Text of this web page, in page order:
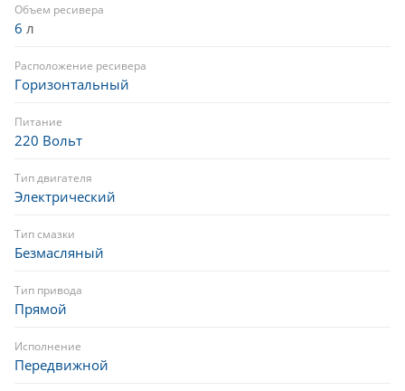
Объем ресивера
6 л
Расположение ресивера
Горизонтальный
Питание
220 Вольт
Тип двигателя
Электрический
Тип смазки
Безмасляный
Тип привода
Прямой
Исполнение
Передвижной